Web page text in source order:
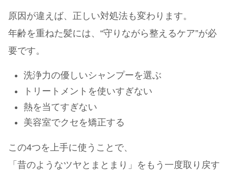
原因が違えば、正しい対処法も変わります。
年齢を重ねた髪には、“守りながら整えるケア”が必
要です。
洗浄力の優しいシャンプーを選ぶ
トリートメントを使いすぎない
熱を当てすぎない
美容室でクセを矯正する
この4つを上手に使うことで、
「昔のようなツヤとまとまり」をもう一度取り戻す